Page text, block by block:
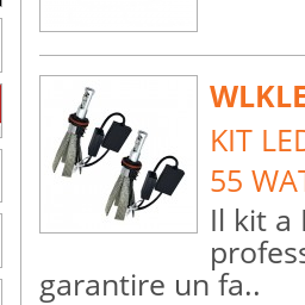
KIT
55
Il kit a
garantire un fa..